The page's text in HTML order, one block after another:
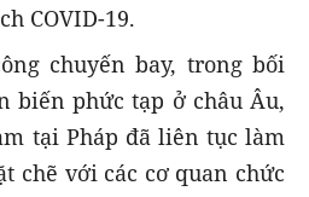
COVID-19.
chuyến bay, trong bối
biến phức tạp ở châu Âu,
tại Pháp đã liên tục làm
chẽ với các cơ quan chức